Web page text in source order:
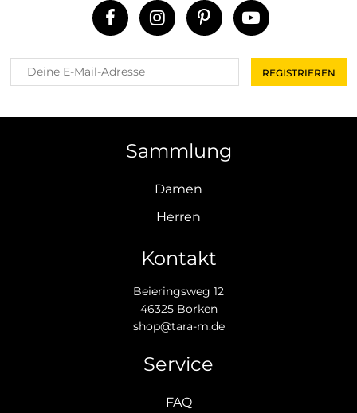
Sammlung
Damen
Herren
Kontakt
Beieringsweg 12
46325 Borken
shop@tara-m.de
Service
FAQ